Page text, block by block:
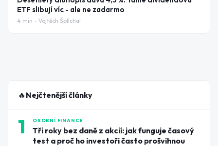
ETF slibují víc - ale ne zadarmo
4 min - Vojtěch Šplíchal
🔥 Nejčtenější články
1 OSOBNÍ FINANCE
Tři roky bez daně z akcií: jak funguje časový
test a proč ho investoři často prošvihnou